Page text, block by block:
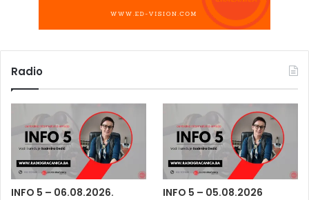
Radio
INFO 5 – 06.08.2026. INFO 5 – 05.08.2026